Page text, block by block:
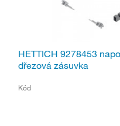
HETTICH 9278453
dřezová zásuvka
Kód